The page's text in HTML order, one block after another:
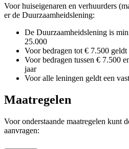
Voor huiseigenaren en verhuurders
er de Duurzaamheidslening:
De Duurzaamheidslening is
25.000
Voor bedragen tot € 7.500
Voor bedragen tussen € 7.500
jaar
Voor alle leningen geldt een
Maatregelen
Voor onderstaande maatregelen kunt
aanvragen: